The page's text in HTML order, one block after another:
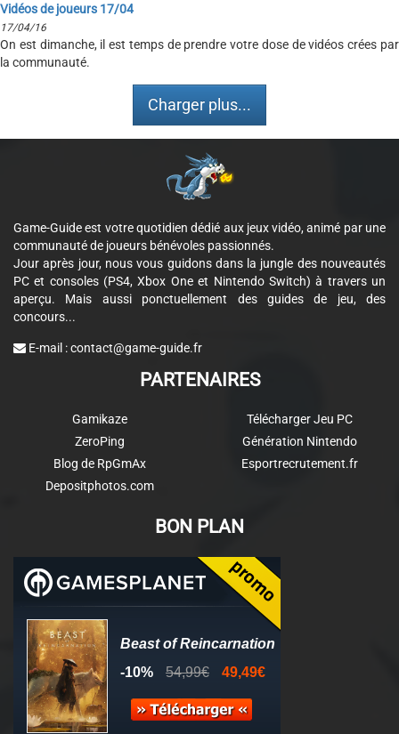
Vidéos de joueurs 17/04
17/04/16
On est dimanche, il est temps de prendre votre dose de vidéos crées par
la communauté.
Charger plus...
Game-Guide est votre quotidien dédié aux jeux vidéo, animé par une
communauté de joueurs bénévoles passionnés.
Jour après jour, nous vous guidons dans la jungle des nouveautés
PC et consoles (PS4, Xbox One et Nintendo Switch) à travers un
aperçu. Mais aussi ponctuellement des guides de jeu, des
concours...
E-mail :contact@game-guide.fr
PARTENAIRES
Gamikaze
ZeroPing
Blog de RpGmAx
Depositphotos.com
Télécharger Jeu PC
Génération Nintendo
Esportrecrutement.fr
BON PLAN